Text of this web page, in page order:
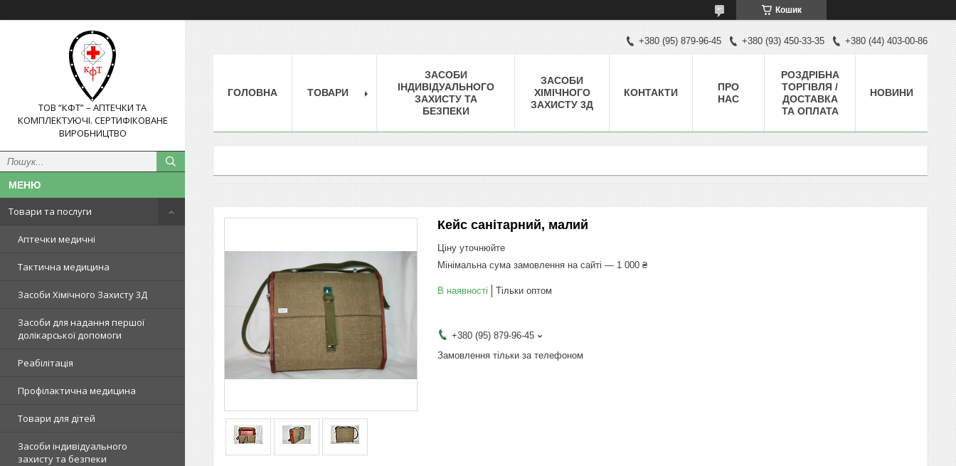
Кошик
ТОВ “КФТ” – АПТЕЧКИ ТА
КОМПЛЕКТУЮЧІ. СЕРТИФІКОВАНЕ
ВИРОБНИЦТВО
Товари та послуги
Аптечки медичні
Тактична медицина
Засоби Хімічного Захисту 3Д
Засоби для надання першої
долікарської допомоги
Реабілітація
Профілактична медицина
Товари для дітей
Засоби індивідуального
захисту та безпеки
+380 (95) 879-96-45 +380 (93) 450-33-35 +380 (44) 403-00-86
ГОЛОВНА ТОВАРИ
ЗАСОБИ
ІНДИВІДУАЛЬНОГО
ЗАХИСТУ ТА
БЕЗПЕКИ
ЗАСОБИ
ХІМІЧНОГО
ЗАХИСТУ 3Д
КОНТАКТИ
ПРО
НАС
РОЗДРІБНА
ТОРГІВЛЯ /
ДОСТАВКА
ТА ОПЛАТА
НОВИНИ
Кейс санітарний, малий
Ціну уточнюйте
Мінімальна сума замовлення на сайті — 1 000 ₴
В наявності Тільки оптом
+380 (95) 879-96-45
Замовлення тільки за телефоном